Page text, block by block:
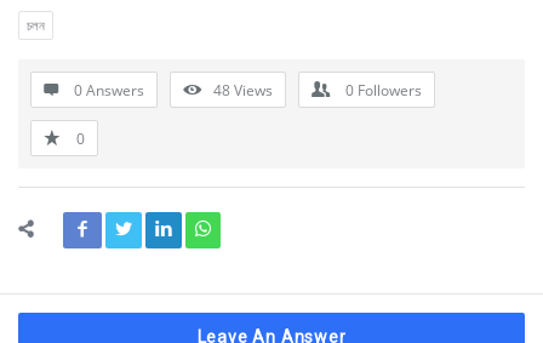
চলন
0 Answers 48Views 0 Followers
0
Leave An Answer